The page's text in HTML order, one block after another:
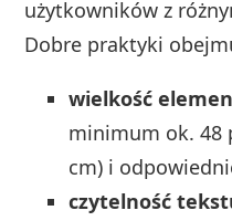
użytkowników z
Dobre praktyki
wielkość
minimum ok. 48
cm) i
czytelność